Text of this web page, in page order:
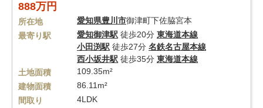
888万円
所在地 愛知県豊川市御津町下佐脇宮本
最寄り駅
愛知御津駅 徒歩20分 東海道本線
小田渕駅 徒歩27分 名鉄名古屋本線
西小坂井駅 徒歩35分 東海道本線
土地面積
109.35m²
建物面積
86.11m²
間取り
4LDK